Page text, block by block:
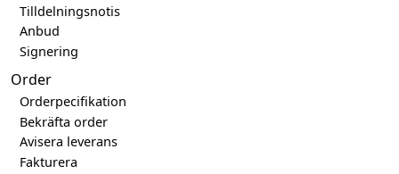
Tilldelningsnotis
Anbud
Signering
Order
Orderpecifikation
Bekräfta order
Avisera leverans
Fakturera